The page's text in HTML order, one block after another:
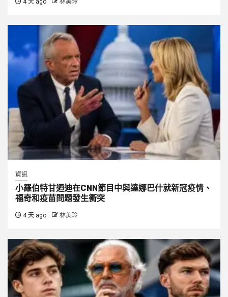
4 天 ago 林美玲
資訊
小羅伯特甘迺迪在CNN節目中與達娜巴什就新冠疫情、
福奇和疫苗問題發生衝突
4 天 ago 林美玲